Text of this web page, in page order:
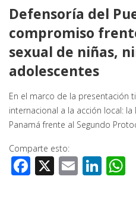
Defensoría del
compromiso
sexual de niñas,
adolescentes
En el marco de la presentación
internacional a la acción local:
Panamá frente al Segundo
Comparte esto:
Facebook
X Email